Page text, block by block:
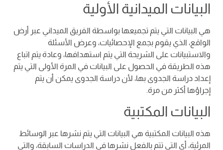
البيانات الميدانية الأولية
هي البيانات التي يتم تجميعها بواسطة الفريق الميداني عبر أرض
الواقع، الذي يقوم بجمع الإحصائيات، وعرض الأسئلة
والاستبيانات على الشريحة التي يتم استهدافها، وعادة يتم اتباع
هذه الطريقة في الحصول على البيانات في المرة الأولى التي يتم
إعداد دراسة الجدوى بها، لأن دراسة الجدوى يمكن أن يتم
إجراؤها أكثر من مرة.
البيانات المكتبية
هذه البيانات المكتبية هي البيانات التي يتم نشرها عبر الوسائط
المرئية، أي التي تتم بالفعل نشرها في الدراسات السابقة، والتي